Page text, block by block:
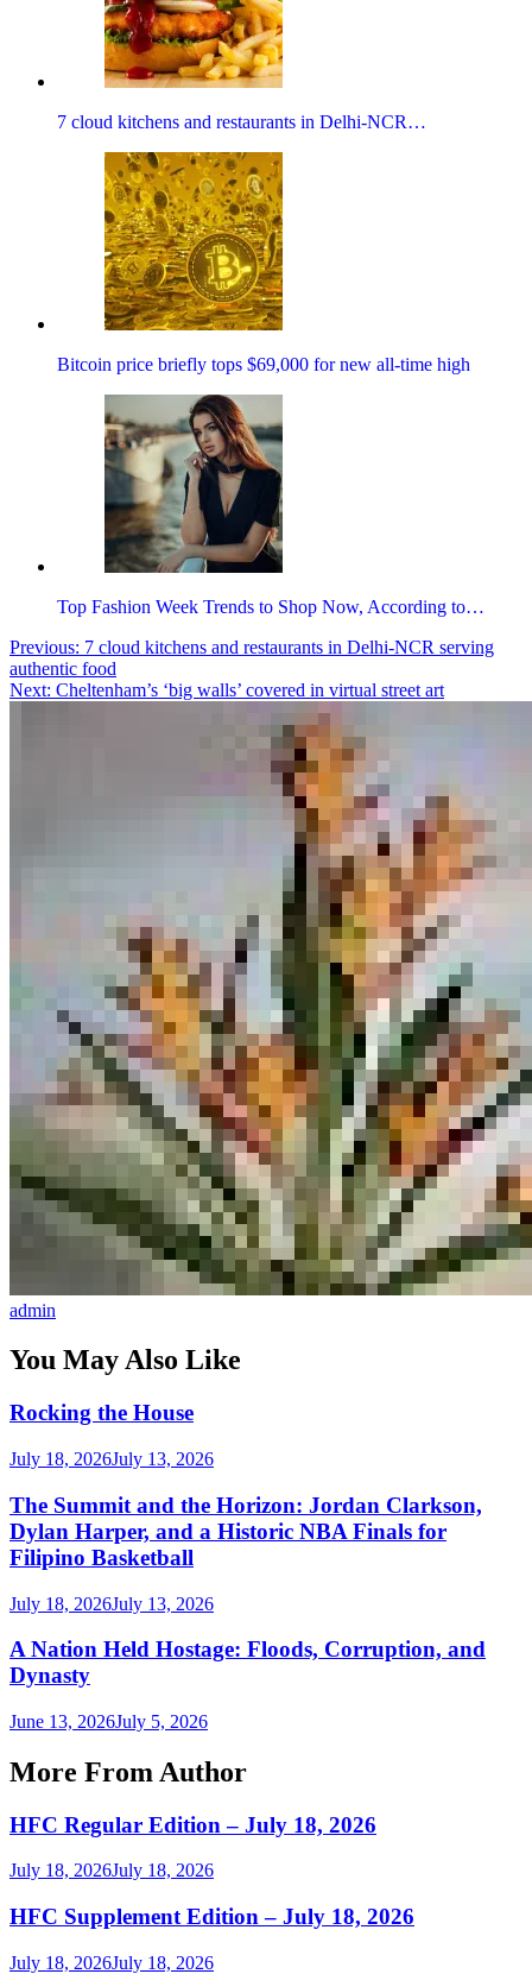
7 cloud kitchens and restaurants in Delhi-NCR…
Bitcoin price briefly tops $69,000 for new all-time high
Top Fashion Week Trends to Shop Now, According to…
Tagged
exercise,
morning,
Post
navigation
Previous: 7 cloud kitchens and restaurants in Delhi-NCR serving
authentic food
Next: Cheltenham’s ‘big walls’ covered in virtual street art
admin
You May Also Like
Rocking the House
July 18, 2026July 13, 2026
The Summit and the Horizon: Jordan Clarkson,
Dylan Harper, and a Historic NBA Finals for
Filipino Basketball
July 18, 2026July 13, 2026
A Nation Held Hostage: Floods, Corruption, and
Dynasty
June 13, 2026July 5, 2026
More From Author
HFC Regular Edition – July 18, 2026
July 18, 2026July 18, 2026
HFC Supplement Edition – July 18, 2026
July 18, 2026July 18, 2026